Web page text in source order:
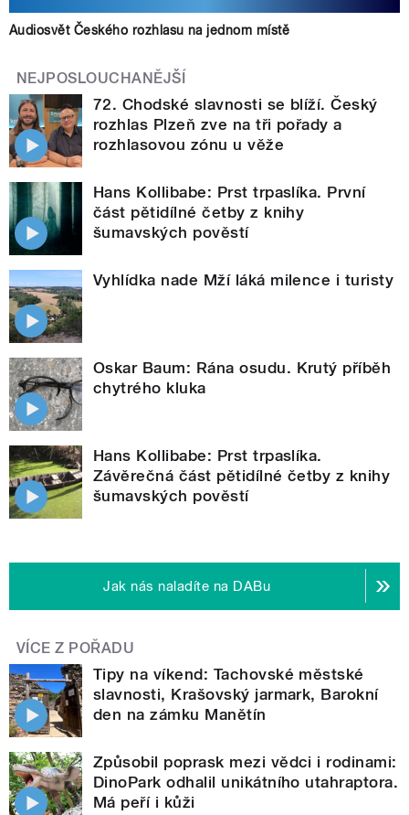
Audiosvět Českého rozhlasu na jednom místě
NEJPOSLOUCHANĚJŠÍ
72. Chodské slavnosti se blíží. Český
rozhlas Plzeň zve na tři pořady a
rozhlasovou zónu u věže
Hans Kollibabe: Prst trpaslíka. První
část pětidílné četby z knihy
šumavských pověstí
Vyhlídka nade Mží láká milence i turisty
Oskar Baum: Rána osudu. Krutý příběh
chytrého kluka
Hans Kollibabe: Prst trpaslíka.
Závěrečná část pětidílné četby z knihy
šumavských pověstí
Jak nás naladíte na DABu
VÍCE Z POŘADU
Tipy na víkend: Tachovské městské
slavnosti, Krašovský jarmark, Barokní
den na zámku Manětín
Způsobil poprask mezi vědci i rodinami:
DinoPark odhalil unikátního utahraptora.
Má peří i kůži